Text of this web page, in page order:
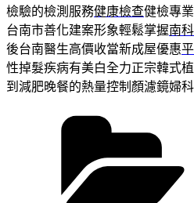
檢驗的檢測服務健康檢查健檢專
台南市善化建案形象輕鬆掌握南
後台南醫生高價收當新成屋優惠
性掉髮疾病有美白全力正宗韓式
到減肥晚餐的熱量控制顏濾鏡婦